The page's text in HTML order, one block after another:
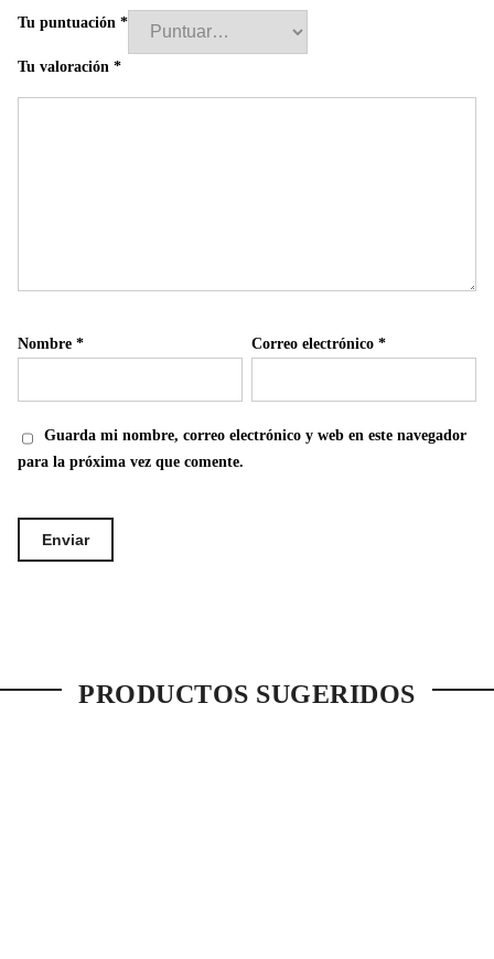
Tu puntuación *
Tu valoración *
Nombre * Correo electrónico*
Guarda mi nombre, correo electrónico y web en este navegador
para la próxima vez que comente.
PRODUCTOS SUGERIDOS